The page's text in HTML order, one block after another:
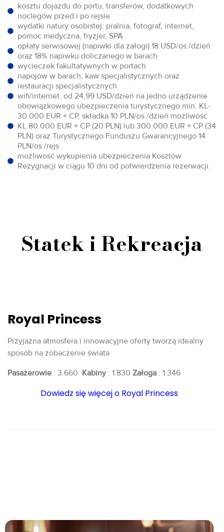
kosztu dojazdu do portu, transferów, dodatkowych
noclegów przed i po rejsie
wydatki natury osobistej: pralnia, fotograf, internet,
pomoc medyczna, fryzjer, SPA
opłaty serwisowej (napiwki dla załogi) 18 USD/os./dzień
oraz 18% napiwku doliczanego w barach
wycieczek fakultatywnych w portach
napojów w barach, kaw specjalistycznych oraz
restauracji specjalistycznych
wifi/internet: od 24,99 USD/dzień na jedno urządzenie
obowiązkowego ubezpieczenia turystycznego min. KL-
30.000 EUR + CP, składka 10 PLN/os./dzień możliwość
KL 80.000 EUR + CP (20 PLN) lub 300.000 EUR + CP (34
PLN) oraz Turystycznego Funduszu Gwarancyjnego 14
PLN/os./rejs
możliwość wykupienia ubezpieczenia Kosztów
Rezygnacji w ciągu 10 dni od potwierdzenia rezerwacji.
Statek i Rekreacja
Royal Princess
Przyjazna atmosfera i innowacyjne oferty tworzą idealny
sposób na zobaczenie świata
Pasażerowie : 3.660 Kabiny: 1.830 Załoga : 1.346
Dowiedz się więcej o Royal Princess